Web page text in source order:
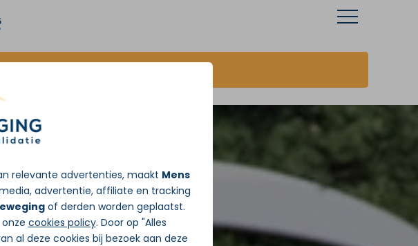
relevante advertenties, maakt Mens
advertentie, affiliate en tracking
of derden worden geplaatst.
cookies policy. Door op "Alles
al deze cookies bij bezoek aan deze
JA ik wil vandaag Gratis pijnadvies